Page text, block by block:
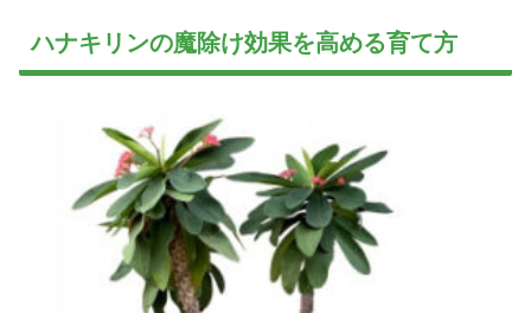
ハナキリンの魔除け効果を高める育て方